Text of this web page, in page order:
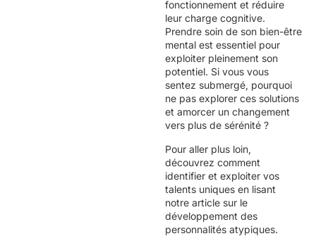
fonctionnement et réduire
leur charge cognitive.
Prendre soin de son bien-être
mental est essentiel pour
exploiter pleinement son
potentiel. Si vous vous
sentez submergé, pourquoi
ne pas explorer ces solutions
et amorcer un changement
vers plus de sérénité ?
Pour aller plus loin,
découvrez comment
identifier et exploiter vos
talents uniques en lisant
notre article sur le
développement des
personnalités atypiques.